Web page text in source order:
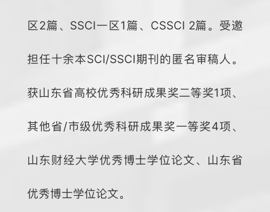
区2篇、SSCI一区1篇、CSSCI 2篇。受邀
担任十余本SCI/SSCI期刊的匿名审稿人。
获山东省高校优秀科研成果奖二等奖1项、
其他省/市级优秀科研成果奖一等奖4项、
山东财经大学优秀博士学位论文、山东省
优秀博士学位论文。